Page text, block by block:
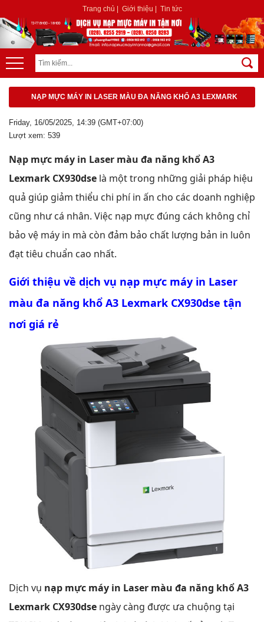
Trang chủ Giới thiệu Tin tức
NẠP MỰC MÁY IN LASER MÀU ĐA NĂNG KHỔ A3 LEXMARK
Friday, 16/05/2025, 14:39 (GMT+07:00)
Lượt xem: 539
Nạp mực máy in Laser màu đa năng khổ A3
Lexmark CX930dse là một trong những giải pháp hiệu
quả giúp giảm thiểu chi phí in ấn cho các doanh nghiệp
cũng như cá nhân. Việc nạp mực đúng cách không chỉ
bảo vệ máy in mà còn đảm bảo chất lượng bản in luôn
đạt tiêu chuẩn cao nhất.
Giới thiệu về dịch vụ nạp mực máy in Laser
màu đa năng khổ A3 Lexmark CX930dse tận
nơi giá rẻ
Dịch vụ nạp mực máy in Laser màu đa năng khổ A3
Lexmark CX930dse ngày càng được ưa chuộng tại